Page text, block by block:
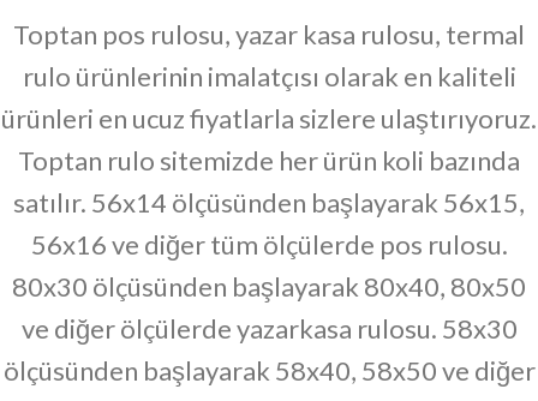
Toptan pos rulosu,yazar kasa rulosu, termal
rulo ürünlerinin imalatçısı olarak en kaliteli
ürünleri en ucuz fiyatlarla sizlere ulaştırıyoruz.
Toptan rulo sitemizde her ürün koli bazında
satılır. 56x14 ölçüsünden başlayarak 56x15,
56x16 ve diğer tüm ölçülerde pos rulosu.
80x30 ölçüsünden başlayarak 80x40, 80x50
ve diğer ölçülerde yazarkasa rulosu. 58x30
ölçüsünden başlayarak 58x40, 58x50 ve diğer